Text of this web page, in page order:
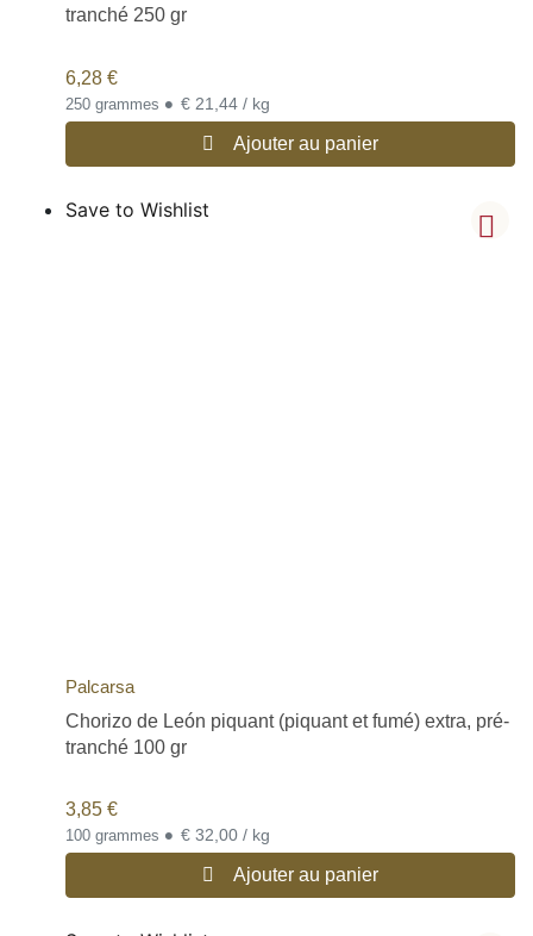
tranché 250 gr
6,28 €
250 grammes • € 21,44 / kg
Ajouter au panier
Save to Wishlist
Palcarsa
Chorizo de León piquant (piquant et fumé) extra, pré-
tranché 100 gr
3,85 €
100 grammes • € 32,00 / kg
Ajouter au panier